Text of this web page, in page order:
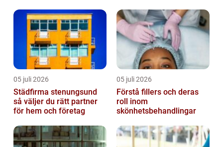
05 juli 2026
Städfirma stenungsund
så väljer du rätt partner
för hem och företag
05 juli 2026
Förstå fillers och deras
roll inom
skönhetsbehandlingar